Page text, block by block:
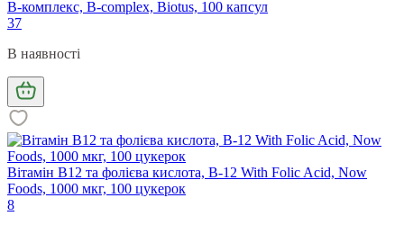
B-комплекс, B-complex, Biotus, 100 капсул
37
В наявності
Вітамін В12 та фолієва кислота, B-12 With Folic Acid, Now
Foods, 1000 мкг, 100 цукерок
8